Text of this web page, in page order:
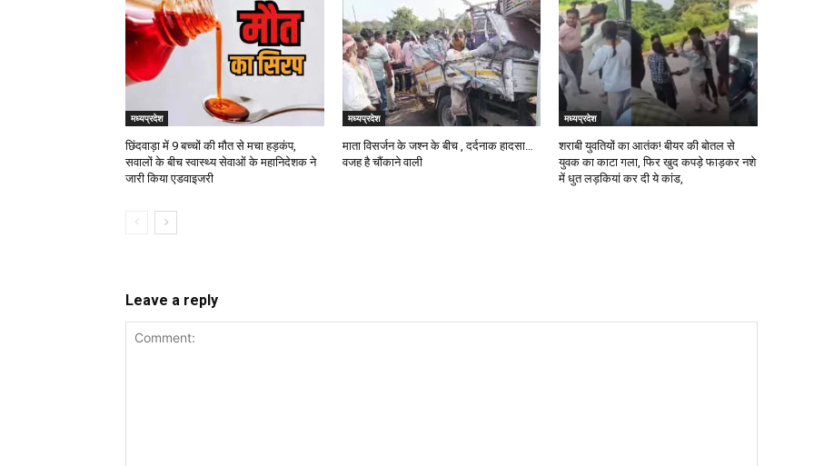
मध्यप्रदेश
छिंदवाड़ा में 9 बच्चों की मौत से मचा हड़कंप,
सवालों के बीच स्वास्थ्य सेवाओं के महानिदेशक ने
जारी किया एडवाइजरी
मध्यप्रदेश
माता विसर्जन के जश्न के बीच , दर्दनाक हादसा…
वजह है चौंकाने वाली
मध्यप्रदेश
शराबी युवतियों का आतंक! बीयर की बोतल से
युवक का काटा गला, फिर खुद कपड़े फाड़कर नशे
में धुत लड़कियां कर दी ये कांड,
Leave a reply